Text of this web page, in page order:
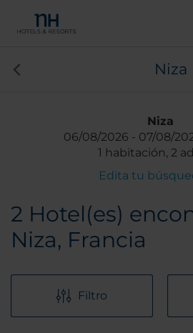
Niza
Niza
06/08/2026
07/08/
1 habitación, 2
Edita tu
2 Hotel(es)
Niza, Francia
Filtro